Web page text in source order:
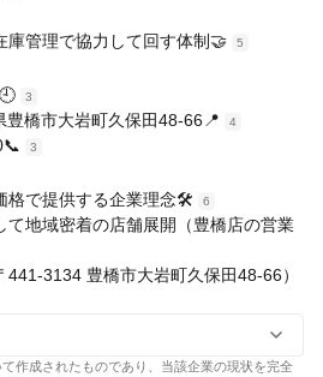
庫管理で協力して回す体制🤝 5
3
橋市大岩町久保田48-66📍 4
3
格で提供する企業理念🛠️ 6
て地域密着の店舗展開（豊橋店の営業
3134 豊橋市大岩町久保田48-66）
て作成されたものであり、当該企業の現状を完全